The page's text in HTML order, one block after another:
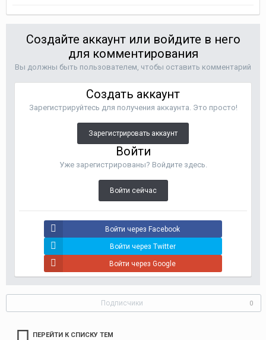
Создайте аккаунт или войдите в него
для комментирования
Вы должны быть пользователем, чтобы оставить комментарий
Создать аккаунт
Зарегистрируйтесь для получения аккаунта. Это просто!
Зарегистрировать аккаунт
Войти
Уже зарегистрированы? Войдите здесь.
Войти сейчас
Войти через Facebook
Войти через Twitter
Войти через Google
Подписчики 0
ПЕРЕЙТИ К СПИСКУ ТЕМ